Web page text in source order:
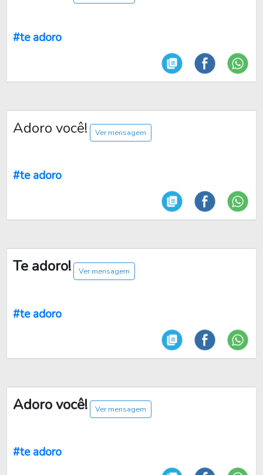
#te adoro
Adoro você! Ver mensagem
#te adoro
Te adoro! Ver mensagem
#te adoro
Adoro você! Ver mensagem
#te adoro